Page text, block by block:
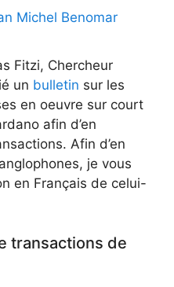
Michel Benomar
Fitzi, Chercheur
un bulletin sur les
en oeuvre sur court
afin d’en
Afin d’en
je vous
en Français de celui-
transactions de